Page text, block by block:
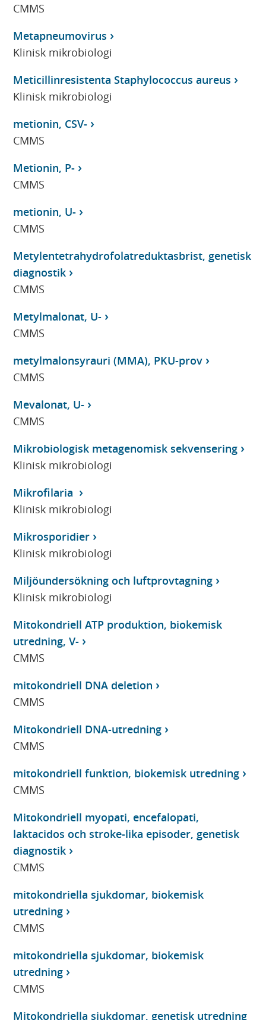
CMMS
Metapneumovirus
Klinisk mikrobiologi
Meticillinresistenta Staphylococcus aureus
Klinisk mikrobiologi
metionin, CSV-
CMMS
Metionin, P-
CMMS
metionin, U-
CMMS
Metylentetrahydrofolatreduktasbrist, genetisk
diagnostik
CMMS
Metylmalonat, U-
CMMS
metylmalonsyrauri (MMA), PKU-prov
CMMS
Mevalonat, U-
CMMS
Mikrobiologisk metagenomisk sekvensering
Klinisk mikrobiologi
Mikrofilaria
Klinisk mikrobiologi
Mikrosporidier
Klinisk mikrobiologi
Miljöundersökning och luftprovtagning
Klinisk mikrobiologi
Mitokondriell ATP produktion, biokemisk
utredning, V-
CMMS
mitokondriell DNA deletion
CMMS
Mitokondriell DNA-utredning
CMMS
mitokondriell funktion, biokemisk utredning
CMMS
Mitokondriell myopati, encefalopati,
laktacidos och stroke-lika episoder, genetisk
diagnostik
CMMS
mitokondriella sjukdomar, biokemisk
utredning
CMMS
mitokondriella sjukdomar, biokemisk
utredning
CMMS
Mitokondriella sjukdomar, genetisk utredning